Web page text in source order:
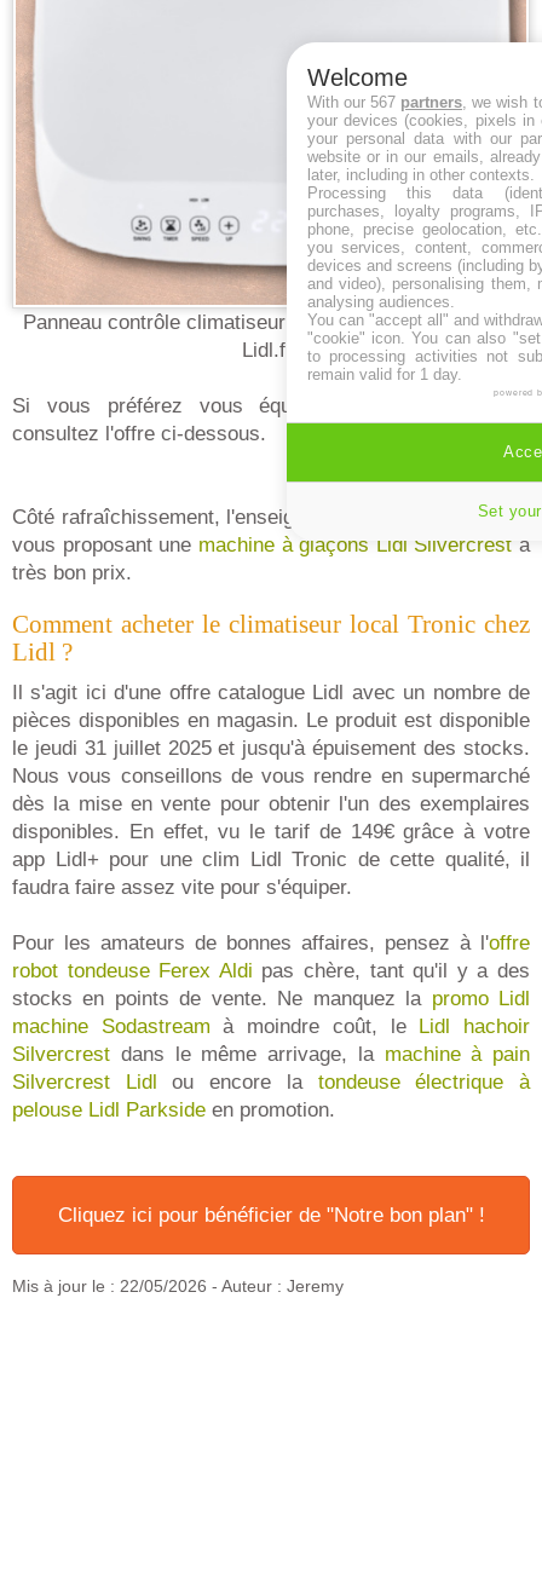
Panneau contrôle climatiseur mobile Lidl Tronic (vu sur
Lidl.fr)
Si vous préférez vous équiper d'un autre modèle,
consultez l'offre ci-dessous.
Côté rafraîchissement, l'enseigne pense aussi à vous en
vous proposant une machine à glaçons Lidl Silvercrest à
très bon prix.
Comment acheter le climatiseur local Tronic chez
Lidl ?
Il s'agit ici d'une offre catalogue Lidl avec un nombre de
pièces disponibles en magasin. Le produit est disponible
le jeudi 31 juillet 2025 et jusqu'à épuisement des stocks.
Nous vous conseillons de vous rendre en supermarché
dès la mise en vente pour obtenir l'un des exemplaires
disponibles. En effet, vu le tarif de 149€ grâce à votre
app Lidl+ pour une clim Lidl Tronic de cette qualité, il
faudra faire assez vite pour s'équiper.
Pour les amateurs de bonnes affaires, pensez à l'offre
robot tondeuse Ferex Aldi pas chère, tant qu'il y a des
stocks en points de vente. Ne manquez la promo Lidl
machine Sodastreamà moindre coût, le Lidl hachoir
Silvercrest dans le même arrivage, la machine à pain
Silvercrest Lidl ou encore la tondeuse électrique à
pelouse Lidl Parkside en promotion.
Cliquez ici pour bénéficier de "Notre bon plan" !
Mis à jour le : 22/05/2026 - Auteur : Jeremy
Welcome
With our 567 partners, we wish
your devices (cookies, pixels
your personal data with our
website or in our emails,
later, including in other contexts.
Processing this data
purchases, loyalty programs,
phone, precise geolocation,
you services, content,
devices and screens (including
and video), personalising them,
analysing audiences.
You can "accept all" and
"cookie" icon. You can also
to processing activities not
remain valid for 1 day.
powered
Set